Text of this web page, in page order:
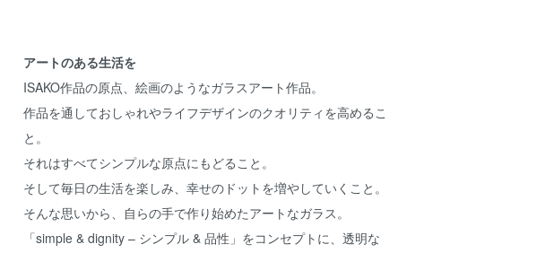
アートのある生活を
ISAKO作品の原点、絵画のようなガラスアート作品。
作品を通しておしゃれやライフデザインのクオリティを高めるこ
と。
それはすべてシンプルな原点にもどること。
そして毎日の生活を楽しみ、幸せのドットを増やしていくこと。
そんな思いから、自らの手で作り始めたアートなガラス。
「simple & dignity – シンプル & 品性」をコンセプトに、透明な